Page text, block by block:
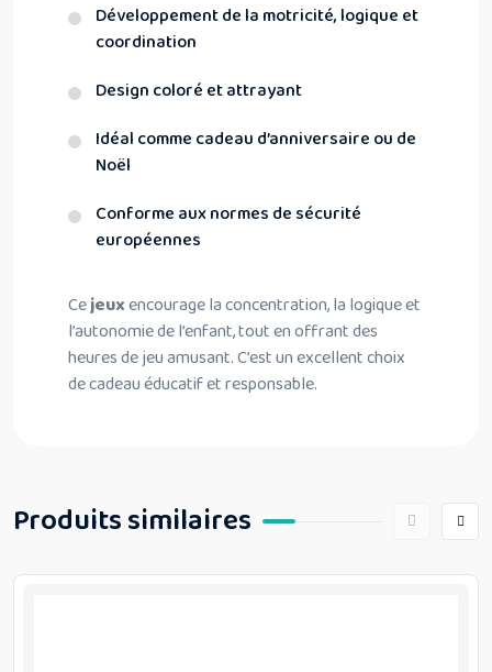
Développement de la motricité, logique et
coordination
Design coloré et attrayant
Idéal comme cadeau d’anniversaire ou de
Noël
Conforme aux normes de sécurité
européennes
Cejeuxencourage la concentration, la logique et
l’autonomie de l’enfant, tout en offrant des
heures de jeu amusant. C’est un excellent choix
de cadeau éducatif et responsable.
Produits similaires